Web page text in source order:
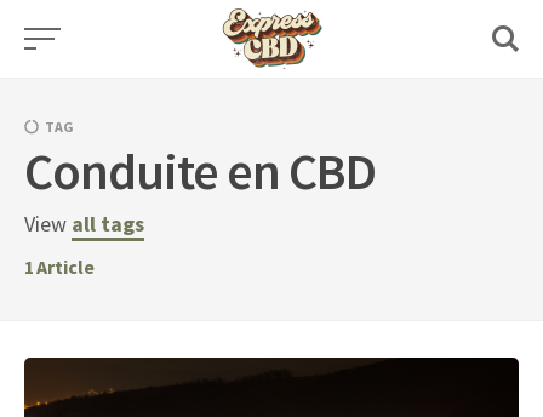
Skip
TAG
Conduite en CBD
View all tags
1Article